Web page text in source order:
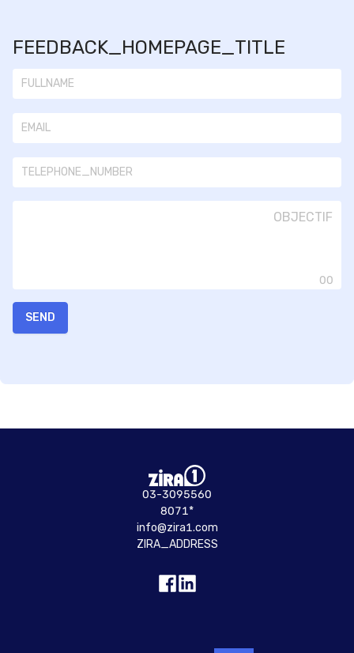
FEEDBACK_HOMEPAGE_TITLE
00
SEND
03-3095560
8071*
info@zira1.com
ZIRA_ADDRESS